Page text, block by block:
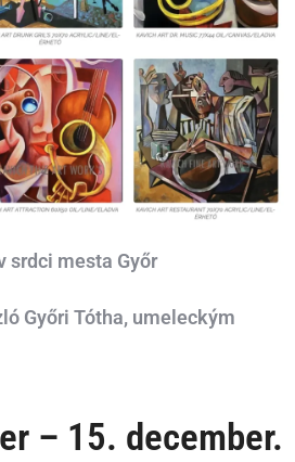
srdci mesta Győr
Győri Tótha, umeleckým
– 15. december.